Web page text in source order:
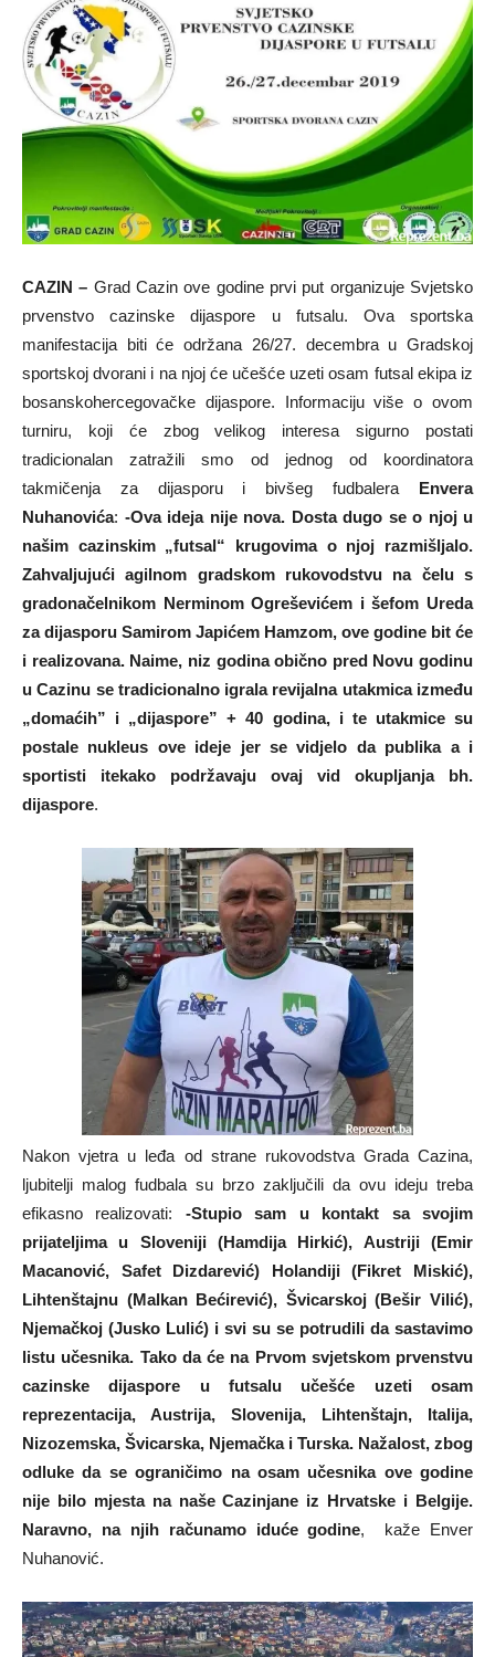
CAZIN – Grad Cazin ove godine prvi put organizuje Svjetsko
prvenstvo cazinske dijaspore u futsalu. Ova sportska
manifestacija biti će održana 26/27. decembra u Gradskoj
sportskoj dvorani i na njoj će učešće uzeti osam futsal ekipa iz
bosanskohercegovačke dijaspore. Informaciju više o ovom
turniru, koji će zbog velikog interesa sigurno postati
tradicionalan zatražili smo od jednog od koordinatora
takmičenja za dijasporu i bivšeg fudbalera Envera
Nuhanovića: -Ova ideja nije nova. Dosta dugo se o njoj u
našim cazinskim „futsal“ krugovima o njoj razmišljalo.
Zahvaljujući agilnom gradskom rukovodstvu na čelu s
gradonačelnikom Nerminom Ogreševićem i šefom Ureda
za dijasporu Samirom Japićem Hamzom, ove godine bit će
i realizovana. Naime, niz godina obično pred Novu godinu
u Cazinu se tradicionalno igrala revijalna utakmica između
„domaćih” i „dijaspore” + 40 godina, i te utakmice su
postale nukleus ove ideje jer se vidjelo da publika a i
sportisti itekako podržavaju ovaj vid okupljanja bh.
dijaspore.
Nakon vjetra u leđa od strane rukovodstva Grada Cazina,
ljubitelji malog fudbala su brzo zaključili da ovu ideju treba
efikasno realizovati: -Stupio sam u kontakt sa svojim
prijateljima u Sloveniji (Hamdija Hirkić), Austriji (Emir
Macanović, Safet Dizdarević) Holandiji (Fikret Miskić),
Lihtenštajnu (Malkan Bećirević), Švicarskoj (Bešir Vilić),
Njemačkoj (Jusko Lulić) i svi su se potrudili da sastavimo
listu učesnika. Tako da će na Prvom svjetskom prvenstvu
cazinske dijaspore u futsalu učešće uzeti osam
reprezentacija, Austrija, Slovenija, Lihtenštajn, Italija,
Nizozemska, Švicarska, Njemačka i Turska. Nažalost, zbog
odluke da se ograničimo na osam učesnika ove godine
nije bilo mjesta na naše Cazinjane iz Hrvatske i Belgije.
Naravno, na njih računamo iduće godine, kaže Enver
Nuhanović.